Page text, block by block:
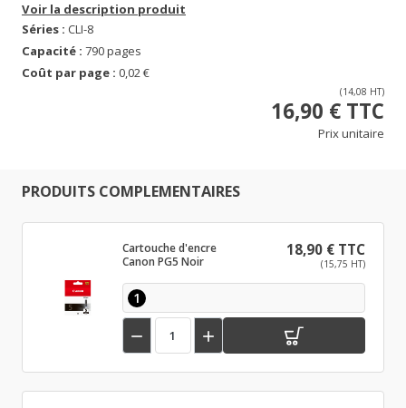
Voir la description produit
Séries : CLI-8
Capacité : 790 pages
Coût par page : 0,02 €
(14,08 HT)
16,90 € TTC
Prix unitaire
PRODUITS COMPLEMENTAIRES
Cartouche d'encre
Canon PG5 Noir
18,90 € TTC
(15,75 HT)
1
 